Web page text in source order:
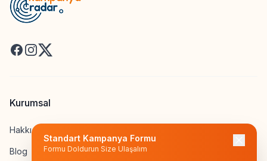
Standart Kampanya Formu
Formu Doldurun Size Ulaşalım
Facebook
Instagram
X
Kurumsal
Hakkımızda
Blog